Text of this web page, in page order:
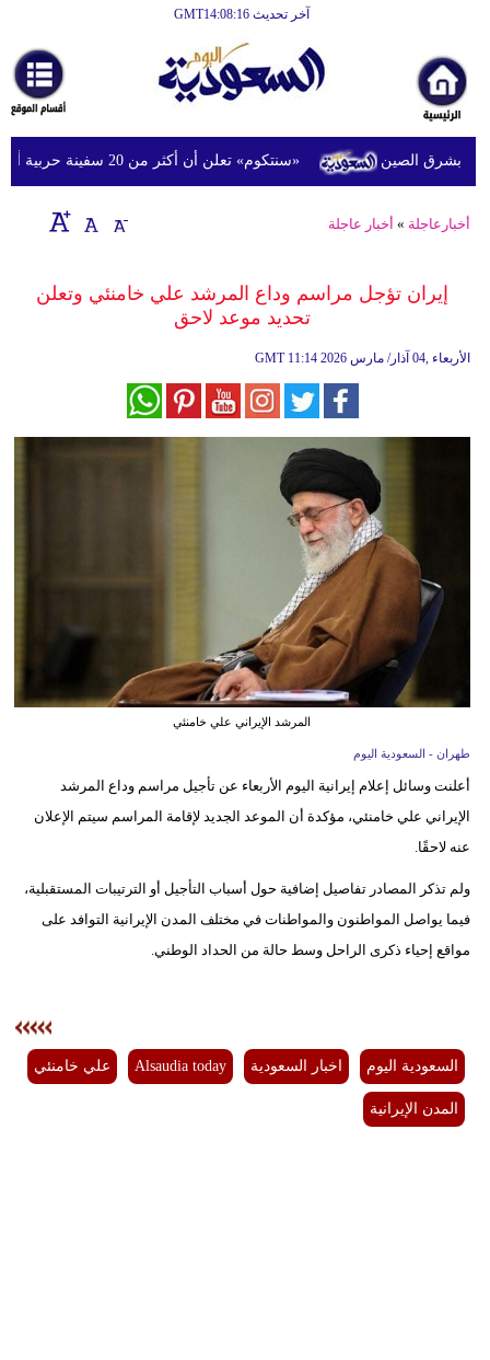
آخر تحديث GMT14:08:16
أخبارعاجلة
رياضة
ثقافة
إقتصاد
وموسيقى
تعليم
وتكنولوجيا
مدوَّنات
سيارات
«سنتكوم» تعلن أن أكثر من 20 سفينة حربية أميركية تدعم حصار إيران في الشرق الأوسط
أخبارعاجلة » أخبار عاجلة
إيران تؤجل مراسم وداع المرشد علي خامنئي وتعلن
تحديد موعد لاحق
GMT 11:14 2026 الأربعاء ,04 آذار/ مارس
المرشد الإيراني علي خامنئي
طهران - السعودية اليوم
أعلنت وسائل إعلام إيرانية اليوم الأربعاء عن تأجيل مراسم وداع المرشد
الإيراني علي خامنئي، مؤكدة أن الموعد الجديد لإقامة المراسم سيتم الإعلان
عنه لاحقًا.
ولم تذكر المصادر تفاصيل إضافية حول أسباب التأجيل أو الترتيبات المستقبلية،
فيما يواصل المواطنون والمواطنات في مختلف المدن الإيرانية التوافد على
مواقع إحياء ذكرى الراحل وسط حالة من الحداد الوطني.
السعودية اليوم اخبار السعودية Alsaudia today علي خامنئي
المدن الإيرانية